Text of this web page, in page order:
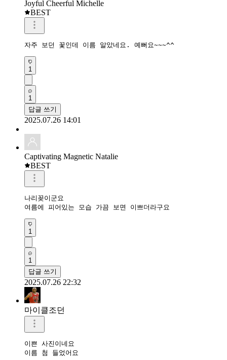
Joyful Cheerful Michelle
BEST
자주 보던 꽃인데 이름 알았네요. 예뻐요~~~^^
1
1
답글 쓰기
2025.07.26 14:01
Captivating Magnetic Natalie
BEST
나리꽂이군요
여름에 피어있는 모습 가끔 보면 이쁘더라구요
1
1
답글 쓰기
2025.07.26 22:32
마이클조던
이쁜 사진이네요
이름 첨 들었어요